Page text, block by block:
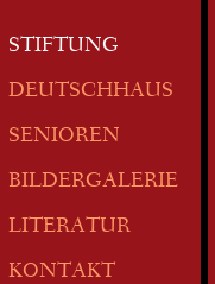
STIFTUNG
DEUTSCHHAUS
SENIOREN
BILDERGALERIE
LITERATUR
KONTAKT